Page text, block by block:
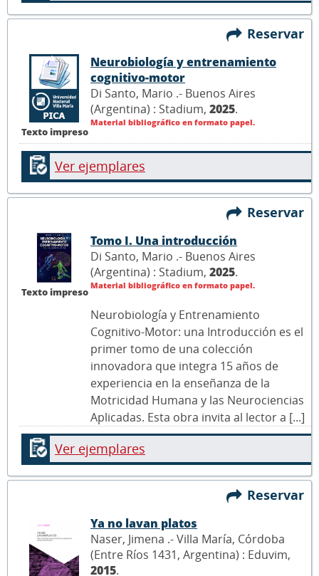
Reservar
Texto impreso
Neurobiología y entrenamiento
cognitivo-motor
Di Santo, Mario .- Buenos Aires
(Argentina) : Stadium, 2025.
Material bibliográfico en formato papel.
Ver ejemplares
Reservar
Texto impreso
Tomo I. Una introducción
Di Santo, Mario .- Buenos Aires
(Argentina) : Stadium, 2025.
Material bibliográfico en formato papel.
Neurobiología y Entrenamiento
Cognitivo-Motor: una Introducción es el
primer tomo de una colección
innovadora que integra 15 años de
experiencia en la enseñanza de la
Motricidad Humana y las Neurociencias
Aplicadas. Esta obra invita al lector a [...]
Ver ejemplares
Reservar
Ya no lavan platos
Naser, Jimena .- Villa María, Córdoba
(Entre Ríos 1431, Argentina) : Eduvim,
2015.